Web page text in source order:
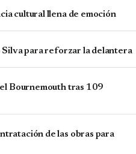
cultural llena de emoción
Silva para reforzar la delantera
Bournemouth tras 109
de las obras para